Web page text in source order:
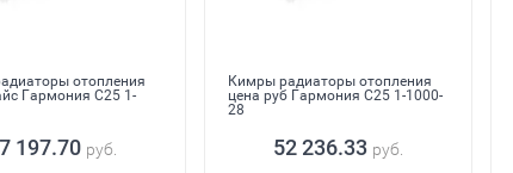
отопления
Гармония С25 1-
197.70 руб.
Кимры радиаторы отопления
цена руб Гармония С25 1-1000-
28
52 236.33 руб.